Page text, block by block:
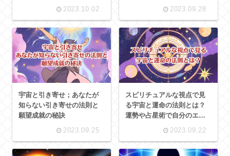
2023.10.02
2023.09.28
宇宙と引き寄せ；あなたが
知らない引き寄せの法則と
願望成就の秘訣
2023.09.25
スピリチュアルな視点で見
る宇宙と運命の法則とは？
運勢や占星術で自分のエネ
ルギーを高めるコツ
2023.09.22